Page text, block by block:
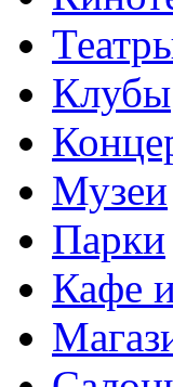
Клубы
Музеи
Парки
Кафе